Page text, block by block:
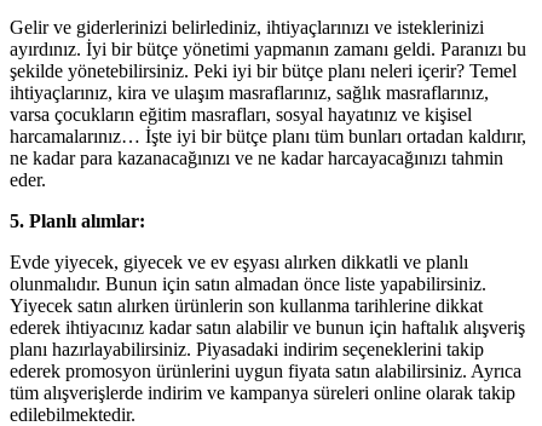
Gelir ve giderlerinizi belirlediniz, ihtiyaçlarınızı ve isteklerinizi
ayırdınız. İyi bir bütçe yönetimi yapmanın zamanı geldi. Paranızı bu
şekilde yönetebilirsiniz. Peki iyi bir bütçe planı neleri içerir? Temel
ihtiyaçlarınız, kira ve ulaşım masraflarınız, sağlık masraflarınız,
varsa çocukların eğitim masrafları, sosyal hayatınız ve kişisel
harcamalarınız… İşte iyi bir bütçe planı tüm bunları ortadan kaldırır,
ne kadar para kazanacağınızı ve ne kadar harcayacağınızı tahmin
eder.
5. Planlı alımlar:
Evde yiyecek, giyecek ve ev eşyası alırken dikkatli ve planlı
olunmalıdır. Bunun için satın almadan önce liste yapabilirsiniz.
Yiyecek satın alırken ürünlerin son kullanma tarihlerine dikkat
ederek ihtiyacınız kadar satın alabilir ve bunun için haftalık alışveriş
planı hazırlayabilirsiniz. Piyasadaki indirim seçeneklerini takip
ederek promosyon ürünlerini uygun fiyata satın alabilirsiniz. Ayrıca
tüm alışverişlerde indirim ve kampanya süreleri online olarak takip
edilebilmektedir.